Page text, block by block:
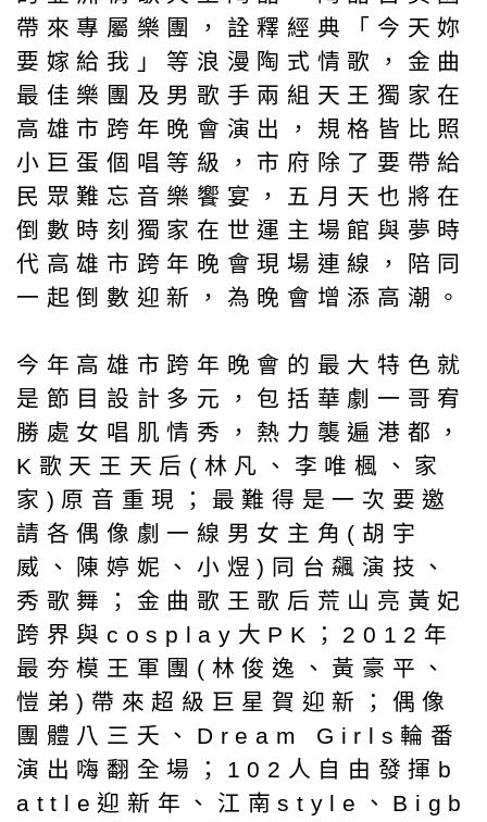
帶來專屬樂團，詮釋經典「今天妳
要嫁給我」等浪漫陶式情歌，金曲
最佳樂團及男歌手兩組天王獨家在
高雄市跨年晚會演出，規格皆比照
小巨蛋個唱等級，市府除了要帶給
民眾難忘音樂饗宴，五月天也將在
倒數時刻獨家在世運主場館與夢時
代高雄市跨年晚會現場連線，陪同
一起倒數迎新，為晚會增添高潮。
今年高雄市跨年晚會的最大特色就
是節目設計多元，包括華劇一哥宥
勝處女唱肌情秀，熱力襲遍港都，
K歌天王天后(林凡、李唯楓、家
家)原音重現；最難得是一次要邀
請各偶像劇一線男女主角(胡宇
威、陳婷妮、小煜)同台飆演技、
秀歌舞；金曲歌王歌后荒山亮黃妃
跨界與cosplay大PK；2012年
最夯模王軍團(林俊逸、黃豪平、
愷弟)帶來超級巨星賀迎新；偶像
團體八三夭、Dream Girls輪番
演出嗨翻全場；102人自由發揮b
attle迎新年、江南style、Bigb